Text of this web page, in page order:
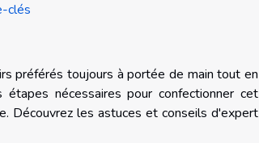
clés
préférés toujours à portée de main tout en
nécessaires pour confectionner cet
Découvrez les astuces et conseils d'expert